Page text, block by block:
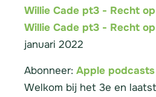
Apple podcasts
RSS-FEED
DEEL
INSLUITEN
Willie Cade pt3 - Recht
Willie Cade pt3 - Recht
januari 2022
Abonneer: Apple podcasts
Welkom bij het 3e en